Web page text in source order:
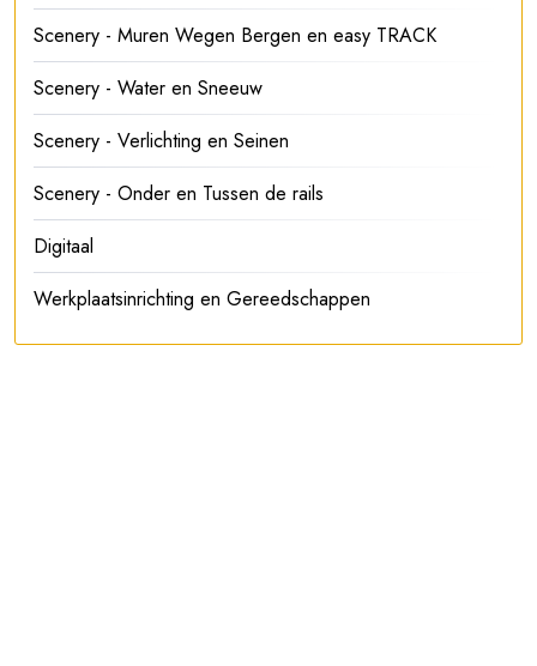
Scenery - Muren Wegen Bergen en easy TRACK
Scenery - Water en Sneeuw
Scenery - Verlichting en Seinen
Scenery - Onder en Tussen de rails
Digitaal
Werkplaatsinrichting en Gereedschappen